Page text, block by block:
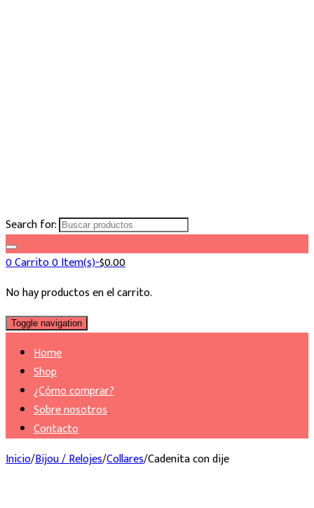
Search for:
0Carrito0 Item(s)-$0.00
No hay productos en el carrito.
Toggle navigation
Home
Shop
¿Cómo comprar?
Sobre nosotros
Contacto
Inicio/Bijou / Relojes/Collares/Cadenita con dije